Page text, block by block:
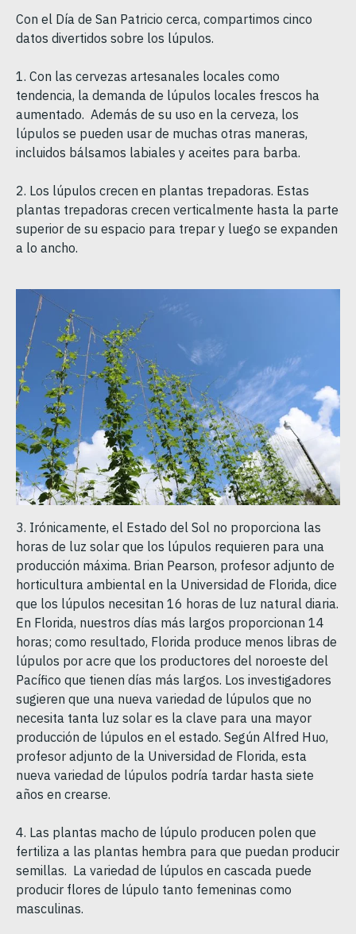
Con el Día de San Patricio cerca, compartimos cinco
datos divertidos sobre los lúpulos.
1. Con las cervezas artesanales locales como
tendencia, la demanda de lúpulos locales frescos ha
aumentado. Además de su uso en la cerveza, los
lúpulos se pueden usar de muchas otras maneras,
incluidos bálsamos labiales y aceites para barba.
2. Los lúpulos crecen en plantas trepadoras. Estas
plantas trepadoras crecen verticalmente hasta la parte
superior de su espacio para trepar y luego se expanden
a lo ancho.
3. Irónicamente, el Estado del Sol no proporciona las
horas de luz solar que los lúpulos requieren para una
producción máxima. Brian Pearson, profesor adjunto de
horticultura ambiental en la Universidad de Florida, dice
que los lúpulos necesitan 16 horas de luz natural diaria.
En Florida, nuestros días más largos proporcionan 14
horas; como resultado, Florida produce menos libras de
lúpulos por acre que los productores del noroeste del
Pacífico que tienen días más largos. Los investigadores
sugieren que una nueva variedad de lúpulos que no
necesita tanta luz solar es la clave para una mayor
producción de lúpulos en el estado. Según Alfred Huo,
profesor adjunto de la Universidad de Florida, esta
nueva variedad de lúpulos podría tardar hasta siete
años en crearse.
4. Las plantas macho de lúpulo producen polen que
fertiliza a las plantas hembra para que puedan producir
semillas. La variedad de lúpulos en cascada puede
producir flores de lúpulo tanto femeninas como
masculinas.